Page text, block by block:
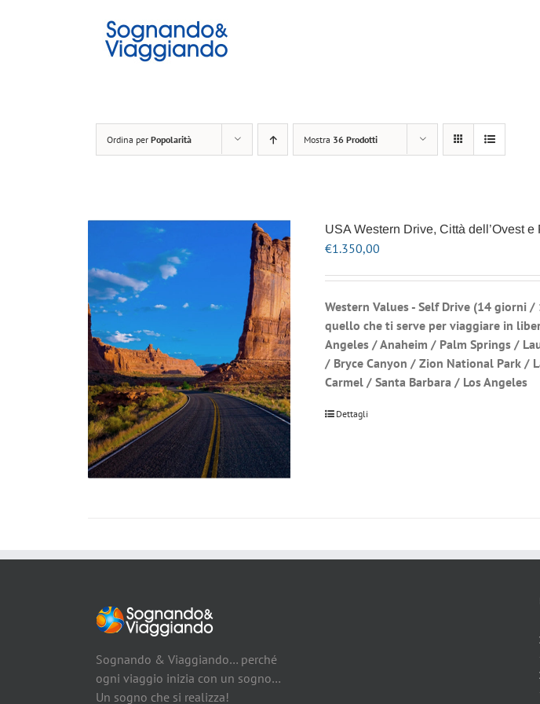
Ordina per Popolarità Mostra 36 Prodotti
USA Western Drive, Città dell’Ovest e
€1.350,00
Western Values - Self Drive (14 giorni /
quello che ti serve per viaggiare in
Angeles / Anaheim / Palm Springs /
/ Bryce Canyon / Zion National Park /
Carmel / Santa Barbara / Los Angeles
Dettagli
Sognando & Viaggiando… perché
ogni viaggio inizia con un sogno…
Un sogno che si realizza!